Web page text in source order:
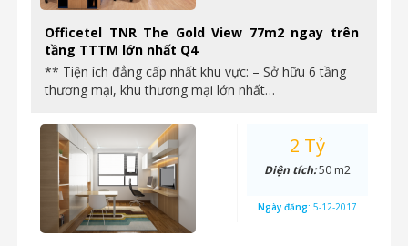
Officetel TNR The Gold View 77m2 ngay trên
tầng TTTM lớn nhất Q4
** Tiện ích đẳng cấp nhất khu vực: – Sở hữu 6 tầng
thương mại, khu thương mại lớn nhất…
2 Tỷ
Diện tích:50 m2
Ngày đăng: 5-12-2017